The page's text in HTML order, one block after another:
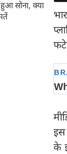
सोना, क्या
इस
के